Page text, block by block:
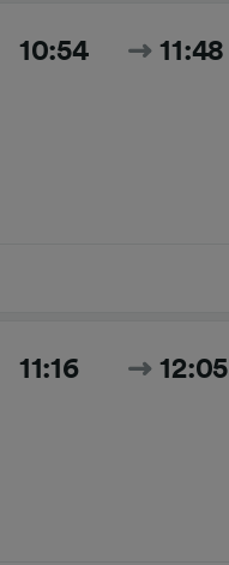
10:54 11:48
11:16 12:05